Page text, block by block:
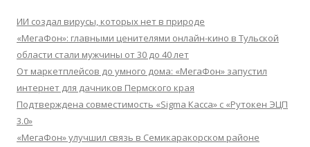
ИИ создал вирусы, которых нет в природе
«МегаФон»: главными ценителями онлайн-кино в Тульской
области стали мужчины от 30 до 40 лет
От маркетплейсов до умного дома: «МегаФон» запустил
интернет для дачников Пермского края
Подтверждена совместимость «Sigma Касса» с «Рутокен ЭЦП
3.0»
«МегаФон» улучшил связь в Семикаракорском районе